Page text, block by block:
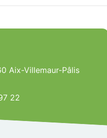
Aix-Villemaur-Pâlis
22